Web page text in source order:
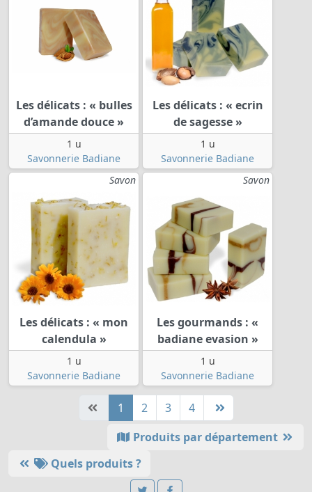
Les délicats : « bulles
d’amande douce »
1 u
Savonnerie Badiane
Les délicats : « ecrin
de sagesse »
1 u
Savonnerie Badiane
Savon
Les délicats : « mon
calendula »
1 u
Savonnerie Badiane
Savon
Les gourmands : «
badiane evasion »
1 u
Savonnerie Badiane
1 2 3
4
Produits par département
Quels produits ?